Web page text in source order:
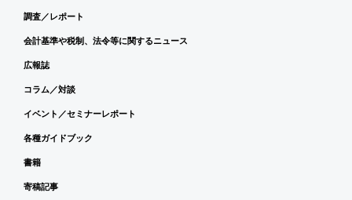
調査／レポート
会計基準や税制、法令等に関するニュース
広報誌
コラム／対談
イベント／セミナーレポート
各種ガイドブック
書籍
寄稿記事